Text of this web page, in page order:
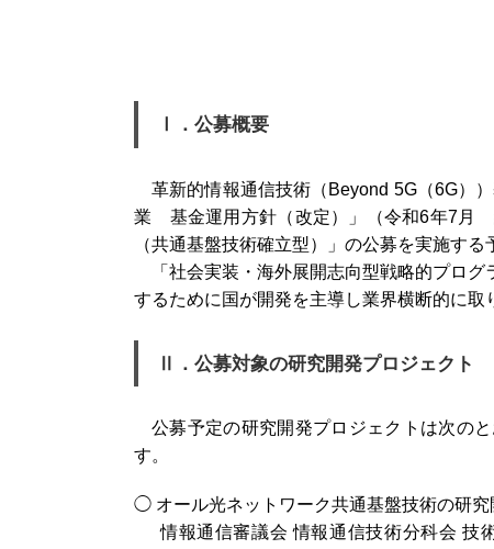
Ⅰ．公募概要
革新的情報通信技術（Beyond 5G（6G）
業 基金運用方針（改定）」（令和6年7月
（共通基盤技術確立型）」の公募を実施する
「社会実装・海外展開志向型戦略的プロ
するために国が開発を主導し業界横断的に取
Ⅱ．公募対象の研究開発プロジェクト
公募予定の研究開発プロジェクトは次の
す。
◯ オール光ネットワーク共通基盤技術の研究
情報通信審議会 情報通信技術分科会 技